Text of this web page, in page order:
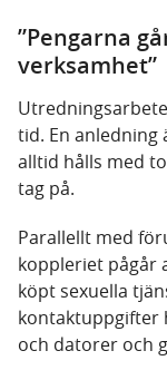
”Pengarna
verksamhet”
tid. En
alltid hålls med
tag på.
Parallellt med
koppleriet pågår
köpt sexuella
kontaktuppgifter
och datorer och